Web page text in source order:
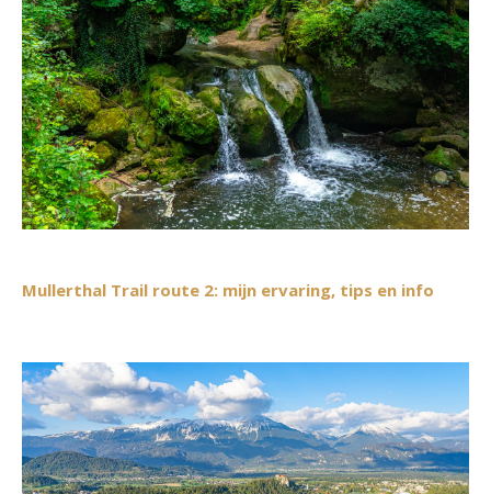
Mullerthal Trail route 2: mijn ervaring, tips en info